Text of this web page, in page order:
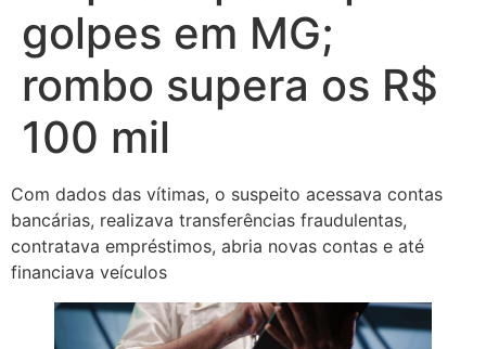
golpes em MG;
rombo supera os R$
100 mil
Com dados das vítimas, o suspeito acessava contas
bancárias, realizava transferências fraudulentas,
contratava empréstimos, abria novas contas e até
financiava veículos